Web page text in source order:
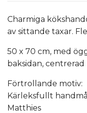
Charmiga
av sittande taxar.
50 x 70 cm, med
baksidan,
Förtrollande motiv:
Kärleksfullt
Matthies